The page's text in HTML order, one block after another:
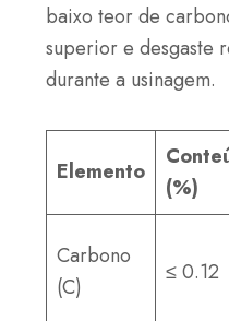
baixo teor de
superior e desgaste
durante a usinagem.
Elemento
(%)
Carbono
(C)
≤ 0.12